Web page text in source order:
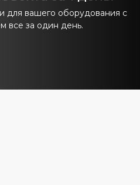
для вашего оборудования с
все за один день.